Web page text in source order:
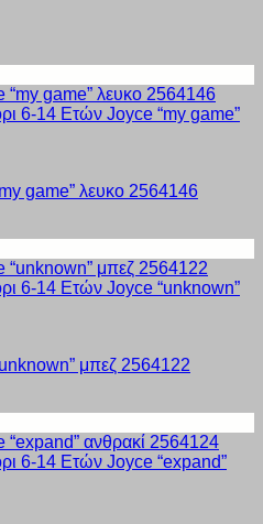
game” λευκο 2564146
μπεζ 2564122